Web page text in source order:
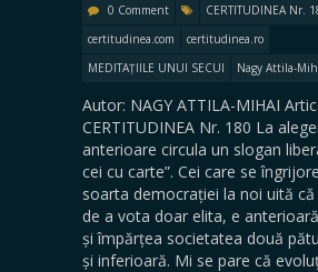
0 Comment
CERTITUDINEA Nr.
certitudinea.com
certitudinea.ro
MEDITAȚIILE UNUI SECUI
Nagy Attila-
Autor: NAGY ATTILA-MIHAI
CERTITUDINEA Nr. 180 La
anterioare circula un slogan
cei cu carte”. Cei care se
soarta democrației la noi uită
de a vota doar elita, e
și împărțea societatea două
și inferioară. Mi se pare că